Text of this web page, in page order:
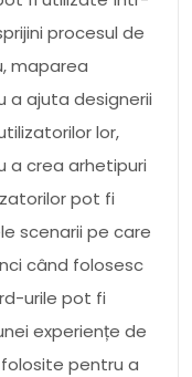
procesul de
maparea
ajuta designerii
lor,
a crea arhetipuri
pot fi
scenarii pe care
când folosesc
urile pot fi
experiențe de
pentru a